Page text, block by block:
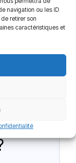
navigation ou les ID
retirer son
caractéristiques et
non seulement un
mouvement et un
et un suivi adapté,
votre adolescent.
un professionnel de
s’assurer que les
de votre ado.